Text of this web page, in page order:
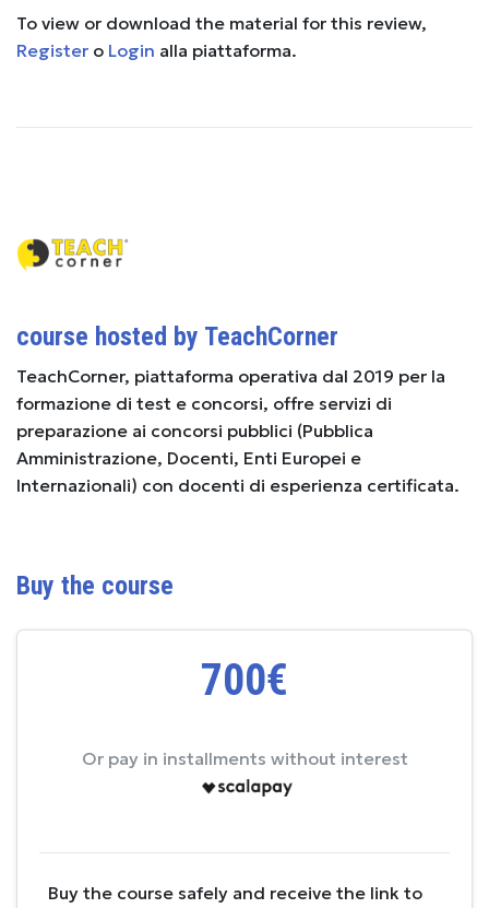
To view or download the material for this review,
Register o Login alla piattaforma.
course hosted by TeachCorner
TeachCorner, piattaforma operativa dal 2019 per la
formazione di test e concorsi, offre servizi di
preparazione ai concorsi pubblici (Pubblica
Amministrazione, Docenti, Enti Europei e
Internazionali) con docenti di esperienza certificata.
Buy the course
700€
Or pay in installments without interest
Buy the course safely and receive the link to